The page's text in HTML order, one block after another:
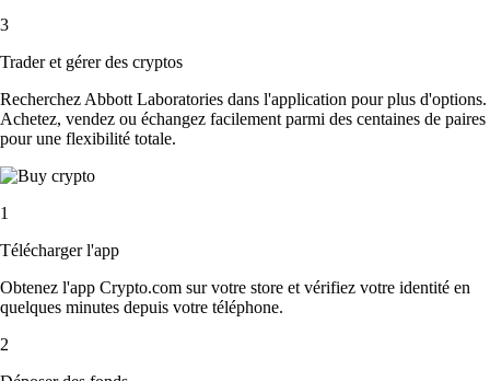
3
Trader et gérer des cryptos
Recherchez Abbott Laboratories dans l'application pour plus d'options.
Achetez, vendez ou échangez facilement parmi des centaines de paires
pour une flexibilité totale.
1
Télécharger l'app
Obtenez l'app Crypto.com sur votre store et vérifiez votre identité en
quelques minutes depuis votre téléphone.
2